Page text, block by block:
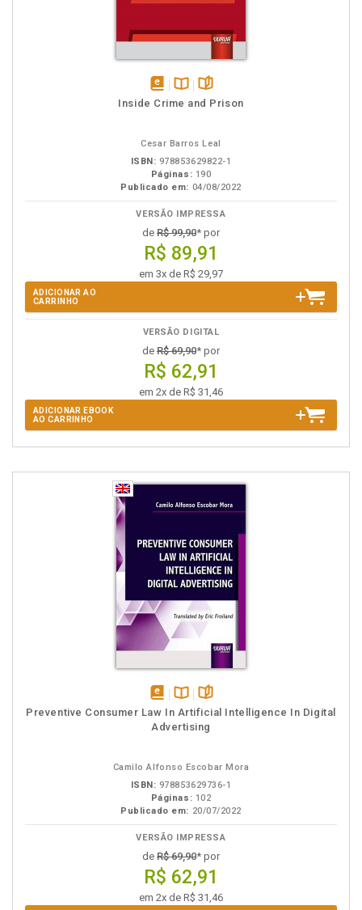
disponívelDisponível
páginas
Inside Crime and Prison
Cesar Barros Leal
ISBN: 978853629822-1
Páginas: 190
Publicado em: 04/08/2022
VERSÃO IMPRESSA
de R$ 99,90* por
R$ 89,91
em 3x de R$ 29,97
ADICIONAR AO
CARRINHO
VERSÃO DIGITAL
de R$ 69,90* por
R$ 62,91
em 2x de R$ 31,46
ADICIONAR EBOOK
AO CARRINHO
disponível
em
Disponível
na
páginas
Preventive Consumer Law In Artificial Intelligence In Digital
Advertising
Camilo Alfonso Escobar Mora
ISBN: 978853629736-1
Páginas: 102
Publicado em: 20/07/2022
VERSÃO IMPRESSA
de R$ 69,90* por
R$ 62,91
em 2x de R$ 31,46